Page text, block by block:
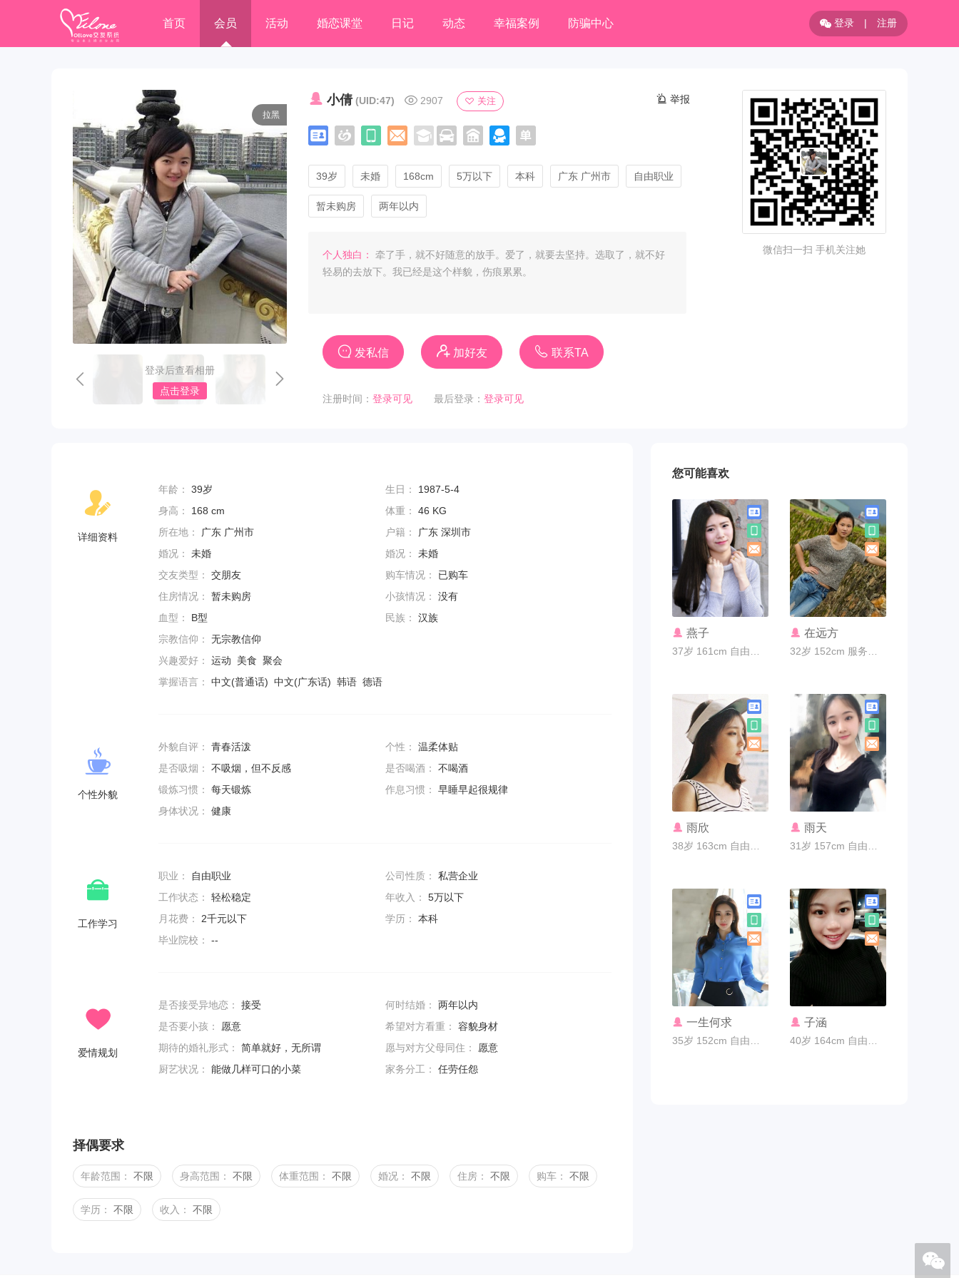
首页 会员 活动 婚恋课堂 日记 动态 幸福案例 防骗中心 登录 | 注册
拉黑
登录后查看相册
点击登录
小倩 (UID:47) 2907 关注 举报
39岁 未婚 168cm 5万以下 本科 广东 广州市 自由职业
暂未购房 两年以内
个人独白：
牵了手，就不好随意的放手。爱了，就要去坚持。选取了，就不好
轻易的去放下。我已经是这个样貌，伤痕累累。
发私信 加好友 联系TA
注册时间： 登录可见 最后登录： 登录可见
微信扫一扫 手机关注她
详细资料
年龄： 39岁 生日：
1987-5-4
身高：
168 cm 体重：
46 KG
所在地：
广东 广州市 户籍：
广东 深圳市
婚况：
未婚 婚况：
未婚
交友类型：
交朋友 购车情况：
已购车
住房情况：
暂未购房 小孩情况：
没有
血型：
B型 民族：
汉族
宗教信仰：
无宗教信仰
兴趣爱好：
运动 美食 聚会
掌握语言：
中文(普通话) 中文(广东话) 韩语 德语
个性外貌
外貌自评： 青春活泼 个性：
温柔体贴
是否吸烟：
不吸烟，但不反感 是否喝酒：
不喝酒
锻炼习惯：
每天锻炼 作息习惯：
早睡早起很规律
身体状况：
健康
工作学习
职业： 自由职业 公司性质：
私营企业
工作状态：
轻松稳定 年收入：
5万以下
月花费：
2千元以下 学历：
本科
毕业院校：
--
爱情规划
是否接受异地恋： 接受 何时结婚：
两年以内
是否要小孩：
愿意 希望对方看重：
容貌身材
期待的婚礼形式：
简单就好，无所谓 愿与对方父母同住：
愿意
厨艺状况：
能做几样可口的小菜 家务分工： 任劳任怨
择偶要求
年龄范围： 不限 身高范围： 不限 体重范围： 不限 婚况： 不限 住房： 不限 购车： 不限
学历： 不限 收入： 不限
您可能喜欢
联系TA
燕子 联系TA
在远方
联系TA
雨欣 联系TA
雨天
联系TA
一生何求 联系TA
子涵